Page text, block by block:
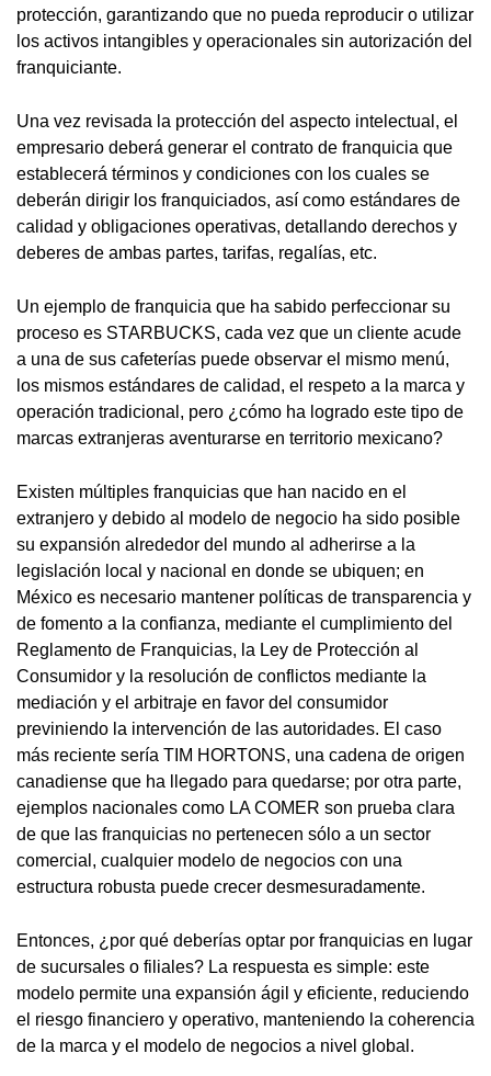
protección, garantizando que no pueda reproducir o utilizar
los activos intangibles y operacionales sin autorización del
franquiciante.
Una vez revisada la protección del aspecto intelectual, el
empresario deberá generar el contrato de franquicia que
establecerá términos y condiciones con los cuales se
deberán dirigir los franquiciados, así como estándares de
calidad y obligaciones operativas, detallando derechos y
deberes de ambas partes, tarifas, regalías, etc.
Un ejemplo de franquicia que ha sabido perfeccionar su
proceso es STARBUCKS, cada vez que un cliente acude
a una de sus cafeterías puede observar el mismo menú,
los mismos estándares de calidad, el respeto a la marca y
operación tradicional, pero ¿cómo ha logrado este tipo de
marcas extranjeras aventurarse en territorio mexicano?
Existen múltiples franquicias que han nacido en el
extranjero y debido al modelo de negocio ha sido posible
su expansión alrededor del mundo al adherirse a la
legislación local y nacional en donde se ubiquen; en
México es necesario mantener políticas de transparencia y
de fomento a la confianza, mediante el cumplimiento del
Reglamento de Franquicias, la Ley de Protección al
Consumidor y la resolución de conflictos mediante la
mediación y el arbitraje en favor del consumidor
previniendo la intervención de las autoridades. El caso
más reciente sería TIM HORTONS, una cadena de origen
canadiense que ha llegado para quedarse; por otra parte,
ejemplos nacionales como LA COMER son prueba clara
de que las franquicias no pertenecen sólo a un sector
comercial, cualquier modelo de negocios con una
estructura robusta puede crecer desmesuradamente.
Entonces, ¿por qué deberías optar por franquicias en lugar
de sucursales o filiales? La respuesta es simple: este
modelo permite una expansión ágil y eficiente, reduciendo
el riesgo financiero y operativo, manteniendo la coherencia
de la marca y el modelo de negocios a nivel global.